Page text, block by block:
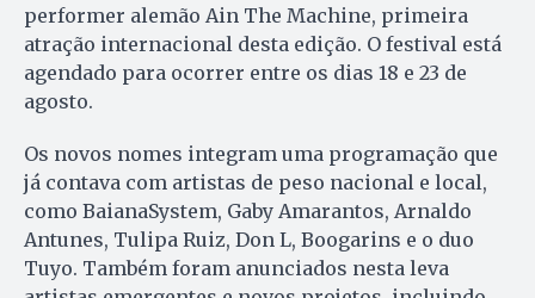
performer alemão Ain The Machine, primeira
atração internacional desta edição. O festival está
agendado para ocorrer entre os dias 18 e 23 de
agosto.
Os novos nomes integram uma programação que
já contava com artistas de peso nacional e local,
como BaianaSystem, Gaby Amarantos, Arnaldo
Antunes, Tulipa Ruiz, Don L, Boogarins e o duo
Tuyo. Também foram anunciados nesta leva